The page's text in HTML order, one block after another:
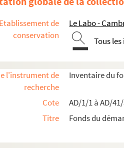
Etablissement de
conservation
Le Labo -
Tous
l'instrument de
recherche
Inventaire du
Cote
AD/1/1 à AD/
Titre
Fonds du
de voirie
AD/2/19. Chemin du Pont-aux-Moulins